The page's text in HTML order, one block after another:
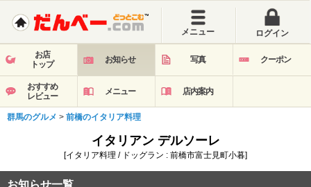
メニュー ログイン
お店
トップ
お知らせ 写真 クーポン
おすすめ
レビュー
メニュー 店内案内
群馬のグルメ > 前橋のイタリア料理
イタリアン デルソーレ
[イタリア料理 / ドッグラン : 前橋市富士見町小暮]
お知らせ一覧